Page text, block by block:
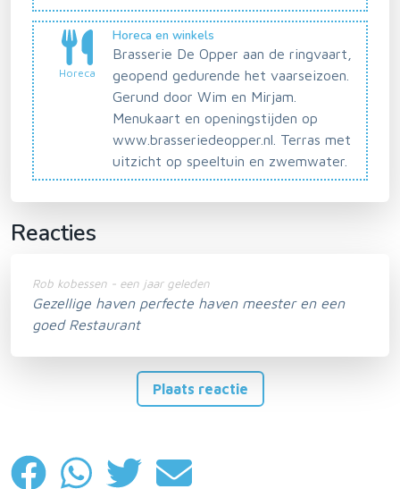
Horeca
Horeca en winkels
Brasserie De Opper aan de ringvaart,
geopend gedurende het vaarseizoen.
Gerund door Wim en Mirjam.
Menukaart en openingstijden op
www.brasseriedeopper.nl. Terras met
uitzicht op speeltuin en zwemwater.
Reacties
Rob kobessen - een jaar geleden
Gezellige haven perfecte haven meester en een
goed Restaurant
Plaats reactie